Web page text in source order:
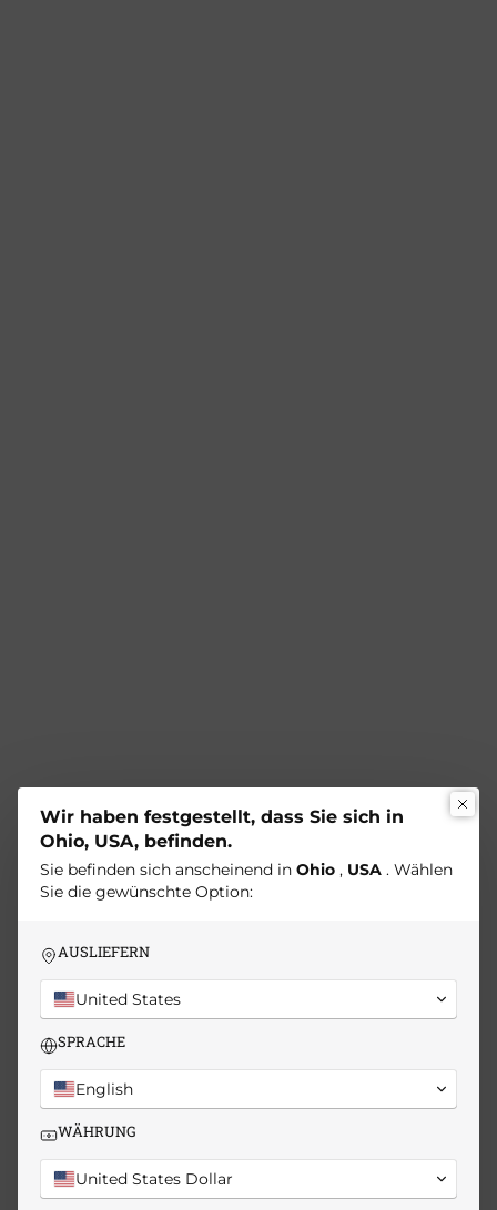
Wir haben festgestellt, dass Sie sich in
Ohio, USA, befinden.
Sie befinden sich anscheinend in Ohio , USA . Wählen
Sie die gewünschte Option:
AUSLIEFERN
United States
SPRACHE
English
WÄHRUNG
United States Dollar